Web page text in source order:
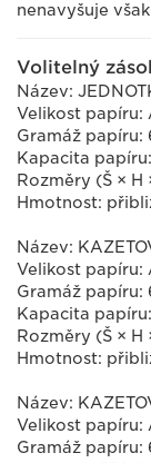
nenavyšuje
Volitelný
Název:
Velikost papíru:
Gramáž papíru:
Kapacita
Rozměry (Š × H
Hmotnost:
Název:
Velikost papíru:
Gramáž papíru:
Kapacita
Rozměry (Š × H
Hmotnost:
Název:
Velikost papíru:
Gramáž papíru: